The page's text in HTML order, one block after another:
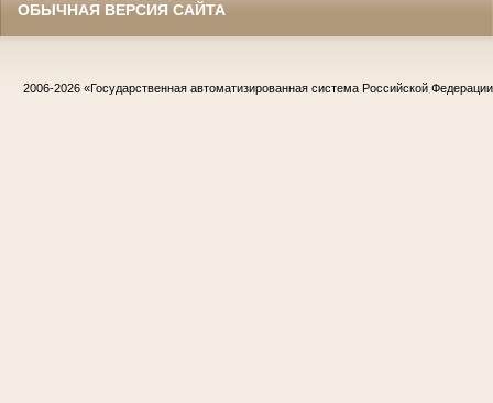
ОБЫЧНАЯ ВЕРСИЯ САЙТА
2006-2026 «Государственная автоматизированная система Российской